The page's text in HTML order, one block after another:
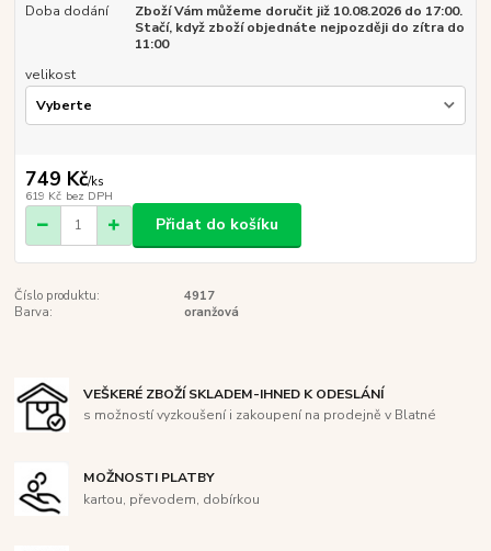
Doba dodání
Zboží Vám můžeme doručit již 10.08.2026 do 17:00.
Stačí, když zboží objednáte nejpozději do zítra do
11:00
velikost
749 Kč/ks
619 Kč bez DPH
Přidat do košíku
Číslo produktu:
4917
Barva:
oranžová
VEŠKERÉ ZBOŽÍ SKLADEM-IHNED K ODESLÁNÍ
s možností vyzkoušení i zakoupení na prodejně v Blatné
MOŽNOSTI PLATBY
kartou, převodem, dobírkou